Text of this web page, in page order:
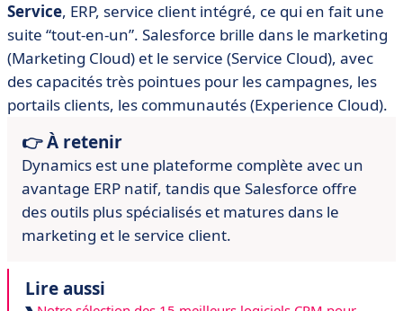
Service, ERP, service client intégré, ce qui en fait une
suite “tout-en-un”. Salesforce brille dans le marketing
(Marketing Cloud) et le service (Service Cloud), avec
des capacités très pointues pour les campagnes, les
portails clients, les communautés (Experience Cloud).
👉 À retenir
Dynamics est une plateforme complète avec un
avantage ERP natif, tandis que Salesforce offre
des outils plus spécialisés et matures dans le
marketing et le service client.
Lire aussi